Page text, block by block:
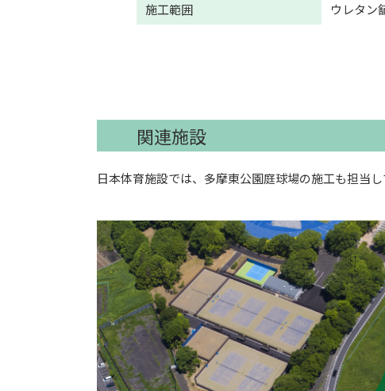
施工範囲
ウレタン
関連施設
日本体育施設では、多摩東公園庭球場の施工も担当し